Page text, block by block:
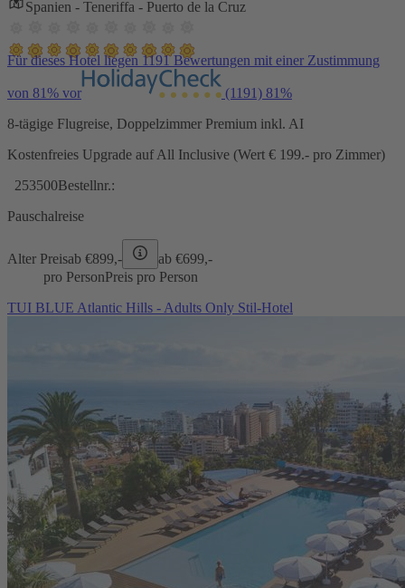
Spanien - Teneriffa - Puerto de la Cruz
Für dieses Hotel liegen 1191 Bewertungen mit einer Zustimmung
von 81% vor (1191) 81%
8-tägige Flugreise, Doppelzimmer Premium inkl. AI
Kostenfreies Upgrade auf All Inclusive (Wert € 199.- pro Zimmer)
253500Bestellnr.:
Pauschalreise
Alter Preisab €899,- ab €699,-
pro PersonPreis pro Person
TUI BLUE Atlantic Hills - Adults Only Stil-Hotel